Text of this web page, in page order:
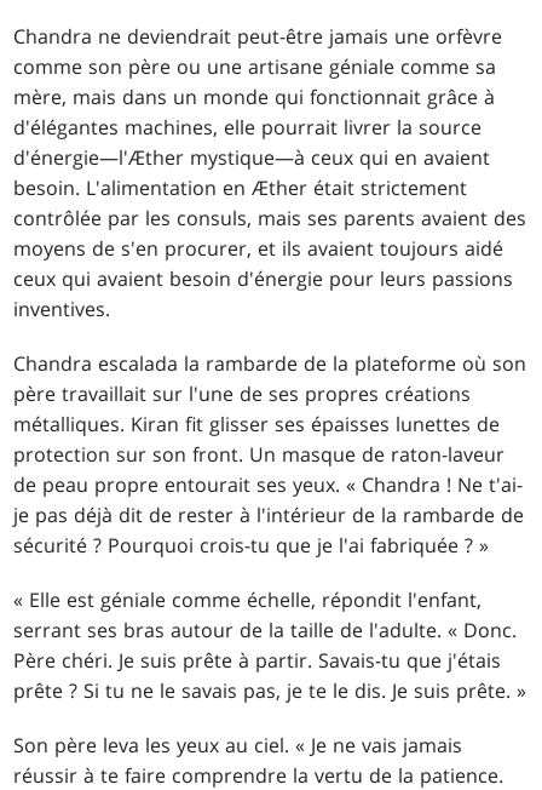
Chandra ne deviendrait peut-être jamais une orfèvre
comme son père ou une artisane géniale comme sa
mère, mais dans un monde qui fonctionnait grâce à
d'élégantes machines, elle pourrait livrer la source
d'énergie—l'Æther mystique—à ceux qui en avaient
besoin. L'alimentation en Æther était strictement
contrôlée par les consuls, mais ses parents avaient des
moyens de s'en procurer, et ils avaient toujours aidé
ceux qui avaient besoin d'énergie pour leurs passions
inventives.
Chandra escalada la rambarde de la plateforme où son
père travaillait sur l'une de ses propres créations
métalliques. Kiran fit glisser ses épaisses lunettes de
protection sur son front. Un masque de raton-laveur
de peau propre entourait ses yeux. « Chandra ! Ne t'ai-
je pas déjà dit de rester à l'intérieur de la rambarde de
sécurité ? Pourquoi crois-tu que je l'ai fabriquée ? »
« Elle est géniale comme échelle, répondit l'enfant,
serrant ses bras autour de la taille de l'adulte. « Donc.
Père chéri. Je suis prête à partir. Savais-tu que j'étais
prête ? Si tu ne le savais pas, je te le dis. Je suis prête. »
Son père leva les yeux au ciel. « Je ne vais jamais
réussir à te faire comprendre la vertu de la patience.